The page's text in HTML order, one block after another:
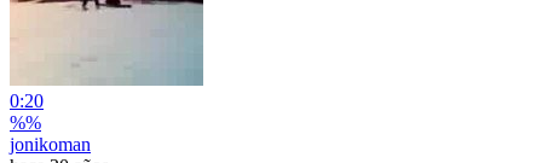
0:20
%%
jonikoman